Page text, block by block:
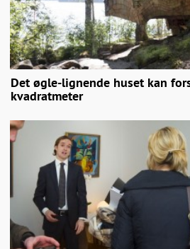
Det øgle-lignende huset kan
kvadratmeter